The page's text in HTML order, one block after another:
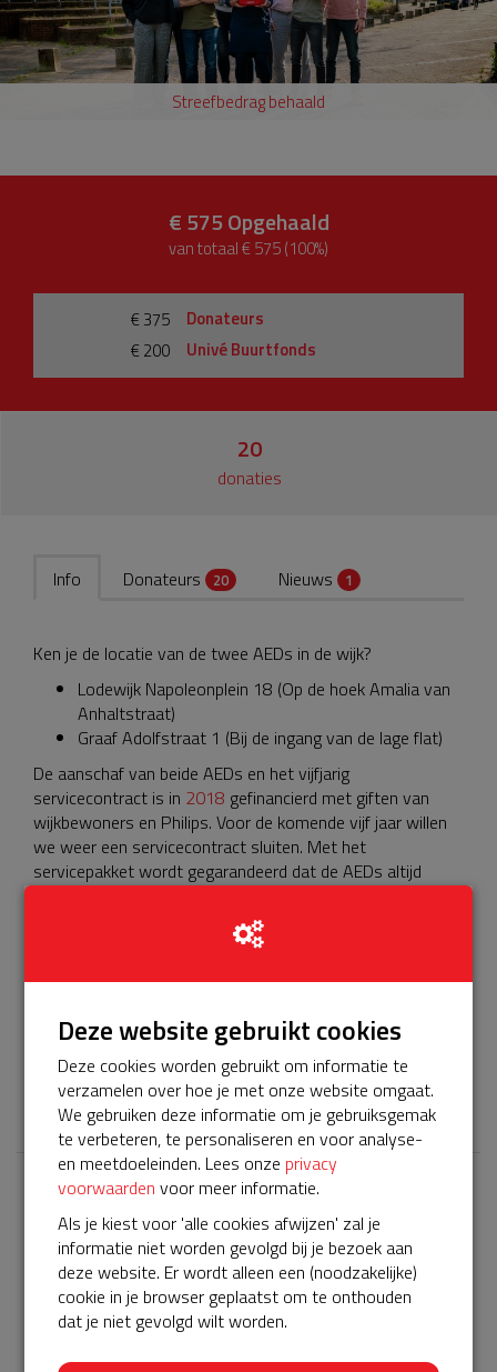
Streefbedrag behaald
€ 575Opgehaald
van totaal € 575 (100%)
€ 375
Donateurs
€ 200
Univé Buurtfonds
20
donaties
Info Donateurs 20 Nieuws 1
Ken je de locatie van de twee AEDs in de wijk?
Lodewijk Napoleonplein 18 (Op de hoek Amalia van
Anhaltstraat)
Graaf Adolfstraat 1 (Bij de ingang van de lage flat)
De aanschaf van beide AEDs en het vijfjarig
servicecontract is in 2018 gefinancierd met giften van
wijkbewoners en Philips. Voor de komende vijf jaar willen
we weer een servicecontract sluiten. Met het
servicepakket wordt gegarandeerd dat de AEDs altijd
iedere vijf jaar komt er een nieuwe accu in.
Dit is de crowdfunding voor de eerste BuurtAED in het
Vonderkwartier. Deze is binnen vijf dagen succesvol
Vonderkwartier van een servicepakket te voorzien?
Dankjewel namens alle inwoners van de wijk.
𝕏
Laatste donaties
Bekijk alle
€ 20
Guido
03-01-2024 | 15:52
Deze website gebruikt cookies
Deze cookies worden gebruikt om informatie te
verzamelen over hoe je met onze website omgaat.
We gebruiken deze informatie om je gebruiksgemak
te verbeteren, te personaliseren en voor analyse-
en meetdoeleinden. Lees onze privacy
voorwaarden voor meer informatie.
Als je kiest voor 'alle cookies afwijzen' zal je
informatie niet worden gevolgd bij je bezoek aan
deze website. Er wordt alleen een (noodzakelijke)
cookie in je browser geplaatst om te onthouden
dat je niet gevolgd wilt worden.